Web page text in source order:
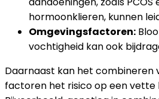
hormoonklieren, kunnen
Omgevingsfactoren:
vochtigheid kan ook
Daarnaast kan het combineren
factoren het risico op een vette